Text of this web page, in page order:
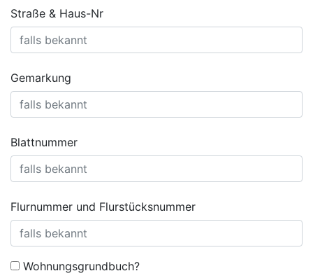
Straße & Haus-Nr
Gemarkung
Blattnummer
Flurnummer und Flurstücksnummer
Wohnungsgrundbuch?